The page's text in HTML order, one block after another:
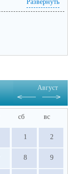
(посмотреть)Развернуть
Август
сб вс
1 2
8 9